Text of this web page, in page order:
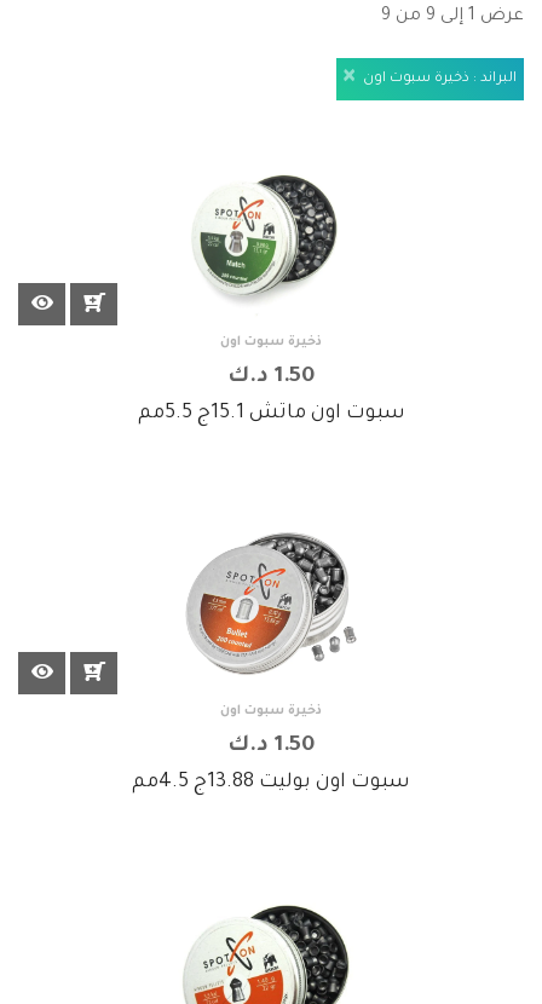
عرض 1 إلى 9 من 9
ذخيرة سبوت اون
1.50 د.ك
سبوت اون ماتش 15.1ج 5.5مم
ذخيرة سبوت اون
1.50 د.ك
سبوت اون بوليت 13.88ج 4.5مم